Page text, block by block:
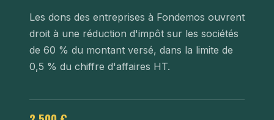
Les dons des entreprises à Fondemos ouvrent
droit à une réduction d'impôt sur les sociétés
de 60 % du montant versé, dans la limite de
0,5 % du chiffre d'affaires HT.